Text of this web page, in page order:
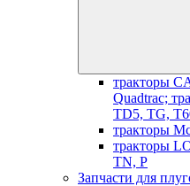
тракторы
Quadtrac;
TD5, TG,
тракторы
тракторы
TN, P
Запчасти для